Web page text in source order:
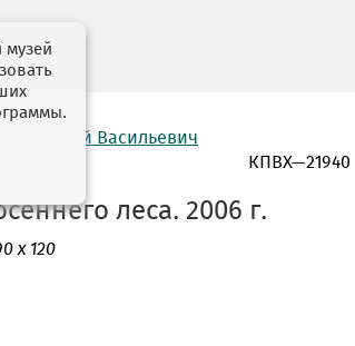
Анатолий Васильевич
КПВХ—21940
леса. 2006 г.
х 120
музей